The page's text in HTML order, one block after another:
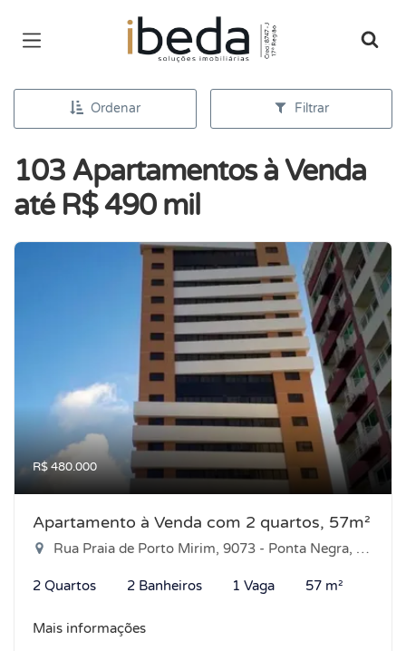
Página inicial
Ordenar Filtrar
103 Apartamentos à Venda
até R$ 490 mil
R$ 480.000
Apartamento à Venda com 2 quartos, 57m²
Rua Praia de Porto Mirim, 9073 - Ponta Negra, Natal-RN
2 Quartos 2 Banheiros 1 Vaga 57 m²
Mais informações